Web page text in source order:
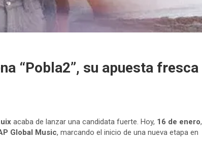
“Pobla2”, su apuesta fresca
acaba de lanzar una candidata fuerte. Hoy, 16 de enero,
Global Music, marcando el inicio de una nueva etapa en